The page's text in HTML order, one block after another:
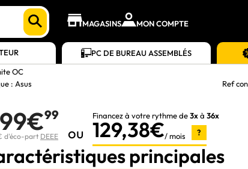
MAGASINS MON COMPTE
PC DE BUREAU ASSEMBLÉS
OC
: Asus Ref
99
d'éco-part DEEE ou
Financez à votre rythme de3xà 36x
129,38€/ mois ?
principales